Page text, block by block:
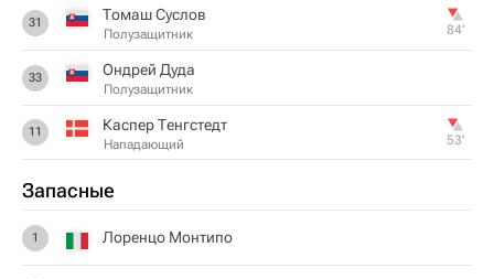
31 Томаш Суслов
Полузащитник 84‎’‎
33 Ондрей Дуда
Полузащитник
11 Каспер Тенгстедт
Нападающий 53‎’‎
Запасные
1 Лоренцо Монтипо